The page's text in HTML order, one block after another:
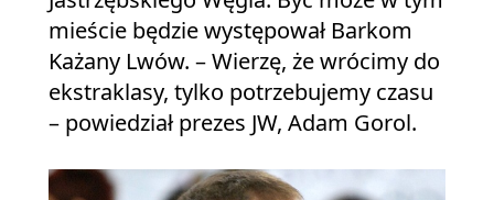
mieście będzie występował Barkom
Każany Lwów. – Wierzę, że wrócimy do
ekstraklasy, tylko potrzebujemy czasu
– powiedział prezes JW, Adam Gorol.